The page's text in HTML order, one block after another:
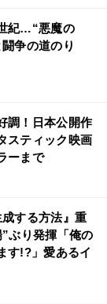
紀…“悪魔の
争の道のり
調！日本公開作
スティック映画
ーまで
成する方法』重
ぶり発揮「俺の
す!?」愛あるイ